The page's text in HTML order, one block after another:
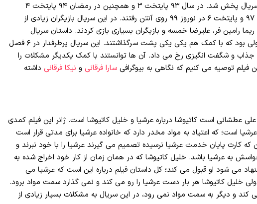
شدو بعد از دو سال فصل دوم این سریال پخش شد. در سال ۹۳ پایتخت ۳ و همچنین در رمضان ۹۴ پایتخت ۴
پخش شد. پایتخت ۵ در نوروز سال ۹۷ و پایتخت ۶ در نوروز ۹۹ روی آنتن رفتند. در این سریال بازیگران زیادی از
رامین فر، علیرضا خمسه و بازیگران بسیاری بازی کردند. داستان سریال
پایتخت درباره اتفاقات خانواده معمولی بود که با کمک هم یکی یکی پشت سرگذاشتند. این سریال پرطرفدار در ۶ فصل
و شگفت انگیزی رخ می داد. آن ها توانستند با کمک یکدیگر مشکلات را
فیلم توصیه می کنیم که نگاهی به بیوگرافیسارا فرقانی و نیکا فرقانی داشته
علی عطشانی است کاتیوشا درباره عرشیا و خلیل کاتیوشا است. ژانر این فیلم کمدی
است؛ که اعتیاد به مواد مخدر دارد که خانواده عرشیا برای مدتی قرار است
که کارت پایان خدمت عرشیا نرسیده تصمیم می گیرند عرشیا را با خود نبرند و
به عرشیا باشد. خلیل کاتیوشا که در همان زمان از کار خود اخراج شده به
می شود او قبول می کند؛ کل داستان فیلم درباره این است که عرشیا می
خلیل کاتیوشا هر بار دست عرشیا را رو می کند و نمی گذارد سمت مواد برود.
و دیگر به سمت مواد نمی رود، در این سریال به مشکلات بسیار زیادی از